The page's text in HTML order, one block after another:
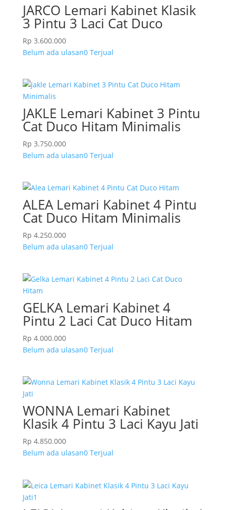
JARCO Lemari Kabinet Klasik
3 Pintu 3 Laci Cat Duco
Rp 3.600.000
Belum ada ulasan0 Terjual
JAKLE Lemari Kabinet 3 Pintu
Cat Duco Hitam Minimalis
Rp 3.750.000
Belum ada ulasan0 Terjual
ALEA Lemari Kabinet 4 Pintu
Cat Duco Hitam Minimalis
Rp 4.250.000
Belum ada ulasan0 Terjual
GELKA Lemari Kabinet 4
Pintu 2 Laci Cat Duco Hitam
Rp 4.000.000
Belum ada ulasan0 Terjual
WONNA Lemari Kabinet
Klasik 4 Pintu 3 Laci Kayu Jati
Rp 4.850.000
Belum ada ulasan0 Terjual